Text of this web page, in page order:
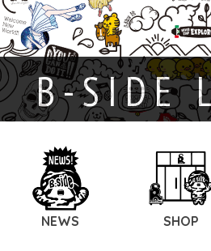
B-SIDE
NEWS SHOP